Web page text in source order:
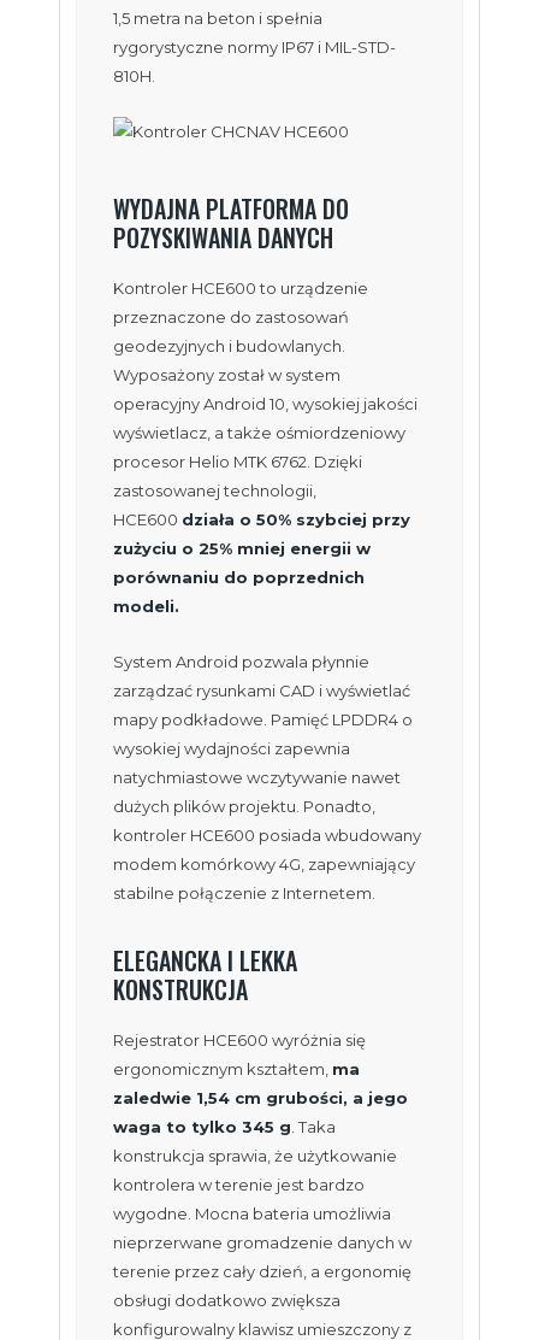
1,5 metra na beton i spełnia
rygorystyczne normy IP67 i MIL-STD-
810H.
WYDAJNA PLATFORMA DO
POZYSKIWANIA DANYCH
Kontroler HCE600 to urządzenie
przeznaczone do zastosowań
geodezyjnych i budowlanych.
Wyposażony został w system
operacyjny Android 10, wysokiej jakości
wyświetlacz, a także ośmiordzeniowy
procesor Helio MTK 6762. Dzięki
zastosowanej technologii,
HCE600 działa o 50% szybciej przy
zużyciu o 25% mniej energii w
porównaniu do poprzednich
modeli.
System Android pozwala płynnie
zarządzać rysunkami CAD i wyświetlać
mapy podkładowe. Pamięć LPDDR4 o
wysokiej wydajności zapewnia
natychmiastowe wczytywanie nawet
dużych plików projektu. Ponadto,
kontroler HCE600 posiada wbudowany
modem komórkowy 4G, zapewniający
stabilne połączenie z Internetem.
ELEGANCKA I LEKKA
KONSTRUKCJA
Rejestrator HCE600 wyróżnia się
ergonomicznym kształtem, ma
zaledwie 1,54 cm grubości, a jego
waga to tylko 345 g . Taka
konstrukcja sprawia, że użytkowanie
kontrolera w terenie jest bardzo
wygodne. Mocna bateria umożliwia
nieprzerwane gromadzenie danych w
terenie przez cały dzień, a ergonomię
obsługi dodatkowo zwiększa
konfigurowalny klawisz umieszczony z